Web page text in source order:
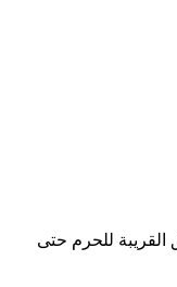
للحرم حتى